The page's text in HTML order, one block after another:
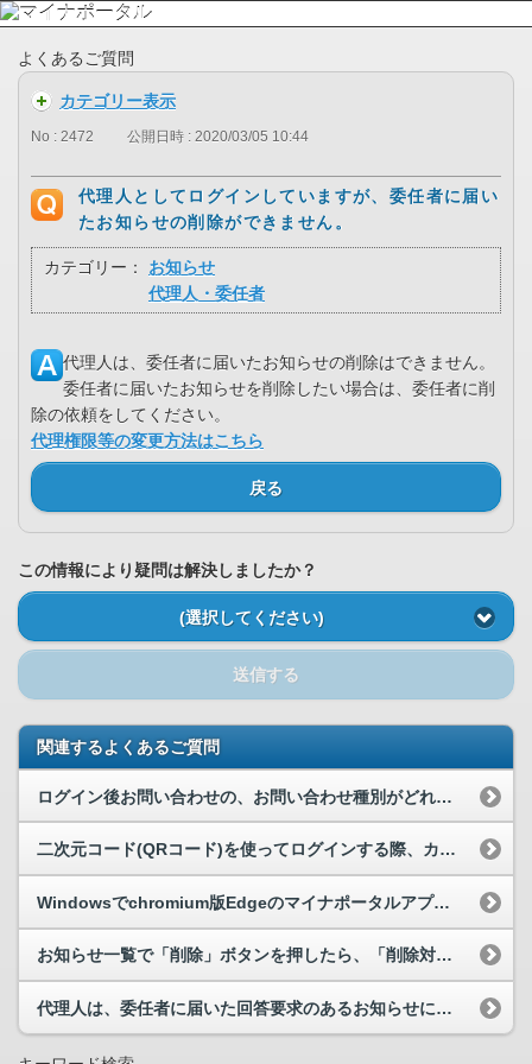
よくあるご質問
カテゴリー表示
No : 2472 公開日時 : 2020/03/05 10:44
代理人としてログインしていますが、委任者に届い
たお知らせの削除ができません。
カテゴリー：
お知らせ
代理人・委任者
代理人は、委任者に届いたお知らせの削除はできません。
委任者に届いたお知らせを削除したい場合は、委任者に削
除の依頼をしてください。
代理権限等の変更方法はこちら
戻る
この情報により疑問は解決しましたか？
(選択してください)
送信する
関連するよくあるご質問
ログイン後お問い合わせの、お問い合わせ種別がどれにも当てはまらない場合はどうしたらいいですか。
二次元コード(QRコード)を使ってログインする際、カメラ画面のレイアウトが崩れてしまいました。
Windowsでchromium版Edgeのマイナポータルアプリをインストールをしたのですが、...
お知らせ一覧で「削除」ボタンを押したら、「削除対象のお知らせを選択してください。」が表示されました。
代理人は、委任者に届いた回答要求のあるお知らせに回答・申請することはできますか。